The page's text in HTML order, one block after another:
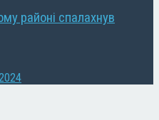
районі спалахнув